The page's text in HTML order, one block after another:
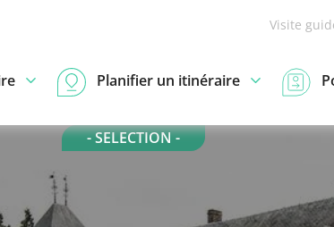
Visite
Planifier un itinéraire
- SELECTION -